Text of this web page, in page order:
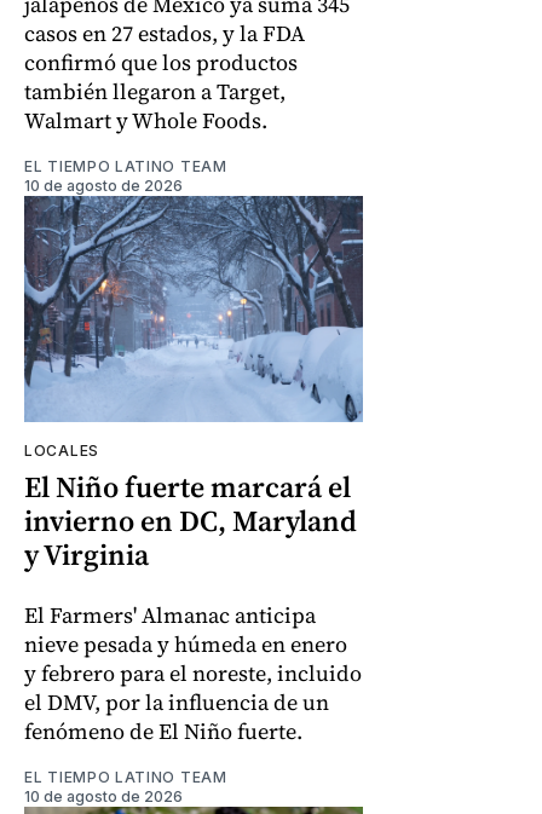
casos en 27 estados, y la FDA
confirmó que los productos
también llegaron a Target,
Walmart y Whole Foods.
EL TIEMPO LATINO TEAM
10 de agosto de 2026
LOCALES
El Niño fuerte marcará el
invierno en DC, Maryland
y Virginia
El Farmers' Almanac anticipa
nieve pesada y húmeda en enero
y febrero para el noreste, incluido
el DMV, por la influencia de un
fenómeno de El Niño fuerte.
EL TIEMPO LATINO TEAM
10 de agosto de 2026